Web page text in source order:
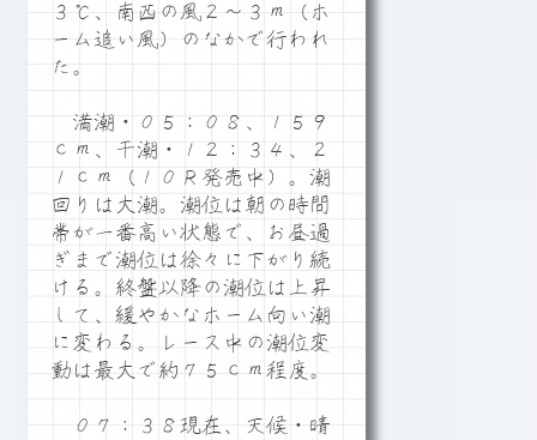
３℃、南西の風２～３ｍ（ホ
ーム追い風）のなかで行われ
た。
満潮・０５：０８、１５９
ｃｍ、干潮・１２：３４、２
１ｃｍ（１０Ｒ発売中）。潮
回りは大潮。潮位は朝の時間
帯が一番高い状態で、お昼過
ぎまで潮位は徐々に下がり続
ける。終盤以降の潮位は上昇
して、緩やかなホーム向い潮
に変わる。レース中の潮位変
動は最大で約７５ｃｍ程度。
０７：３８現在、天候・晴